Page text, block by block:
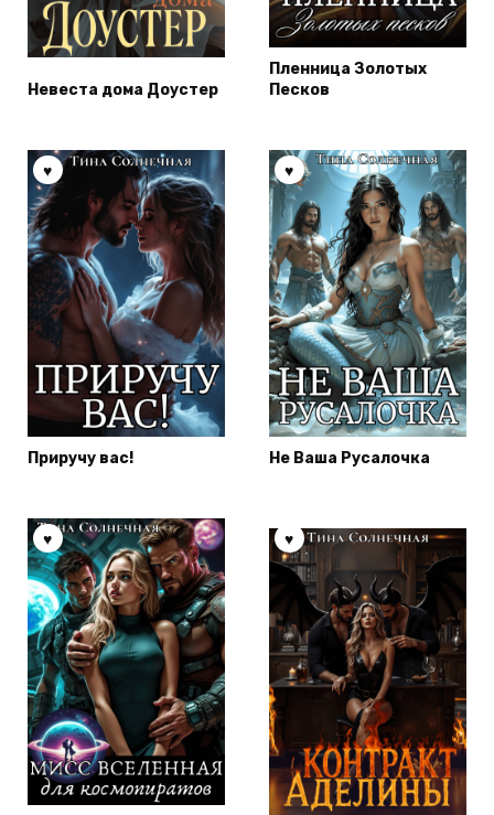
Невеста дома Доустер
Пленница Золотых
Песков
Приручу вас! Не Ваша Русалочка